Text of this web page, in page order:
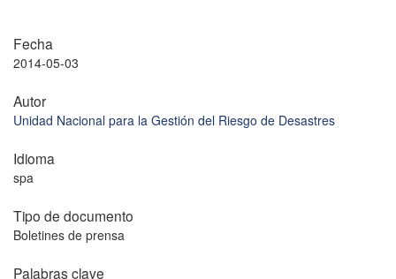
Fecha
2014-05-03
Autor
Unidad Nacional para la Gestión del Riesgo de Desastres
Idioma
spa
Tipo de documento
Boletines de prensa
Palabras clave